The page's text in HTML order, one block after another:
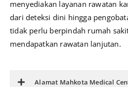
menyediakan layanan rawatan
dari deteksi dini hingga
tidak perlu berpindah rumah
mendapatkan rawatan lanjutan.
Alamat Mahkota Medical